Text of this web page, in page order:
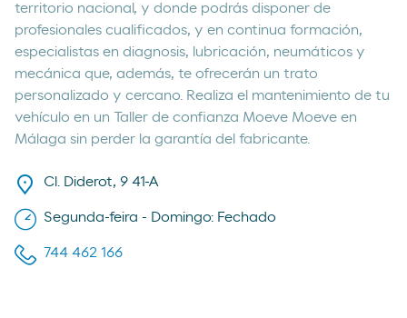
territorio nacional, y donde podrás disponer de
profesionales cualificados, y en continua formación,
especialistas en diagnosis, lubricación, neumáticos y
mecánica que, además, te ofrecerán un trato
personalizado y cercano. Realiza el mantenimiento de tu
vehículo en un Taller de confianza Moeve Moeve en
Málaga sin perder la garantía del fabricante.
Cl. Diderot, 9 41-A
Segunda-feira - Domingo: Fechado
744 462 166